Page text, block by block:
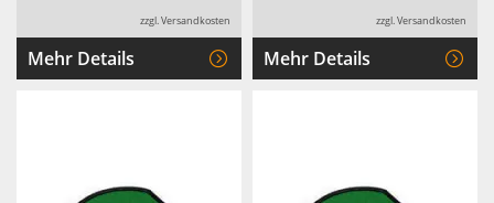
zzgl. Versandkosten
Mehr Details
zzgl. Versandkosten
Mehr Details